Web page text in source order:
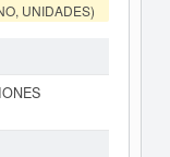
UNIDADES)